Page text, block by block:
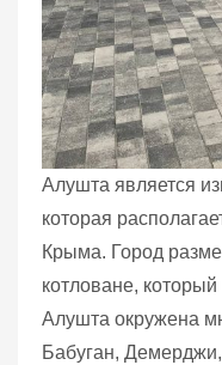
Алушта является
которая
Крыма. Город
котловане,
Алушта окружена
Бабуган,